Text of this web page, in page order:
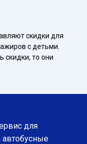
скидки для
с детьми.
скидки, то они
для
автобусные